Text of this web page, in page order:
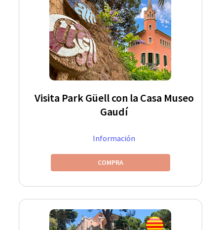
Visita Park Güell con la Casa Museo
Gaudí
Información
COMPRA